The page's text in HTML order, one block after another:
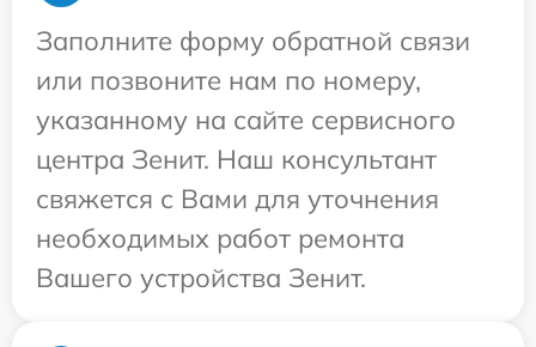
Заполните форму обратной связи
или позвоните нам по номеру,
указанному на сайте сервисного
центра Зенит. Наш консультант
свяжется с Вами для уточнения
необходимых работ ремонта
Вашего устройства Зенит.